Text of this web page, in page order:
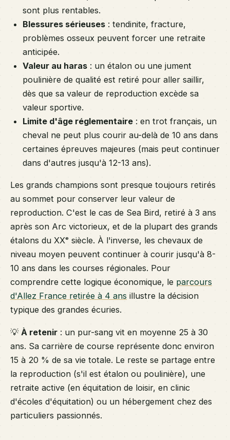
sont plus rentables.
Blessures sérieuses : tendinite, fracture,
problèmes osseux peuvent forcer une retraite
anticipée.
Valeur au haras : un étalon ou une jument
poulinière de qualité est retiré pour aller saillir,
dès que sa valeur de reproduction excède sa
valeur sportive.
Limite d'âge réglementaire : en trot français, un
cheval ne peut plus courir au-delà de 10 ans dans
certaines épreuves majeures (mais peut continuer
dans d'autres jusqu'à 12-13 ans).
Les grands champions sont presque toujours retirés
au sommet pour conserver leur valeur de
reproduction. C'est le cas de Sea Bird, retiré à 3 ans
après son Arc victorieux, et de la plupart des grands
étalons du XXᵉ siècle. À l'inverse, les chevaux de
niveau moyen peuvent continuer à courir jusqu'à 8-
10 ans dans les courses régionales. Pour
comprendre cette logique économique, le parcours
d'Allez France retirée à 4 ans illustre la décision
typique des grandes écuries.
💡 À retenir : un pur-sang vit en moyenne 25 à 30
ans. Sa carrière de course représente donc environ
15 à 20 % de sa vie totale. Le reste se partage entre
la reproduction (s'il est étalon ou poulinière), une
retraite active (en équitation de loisir, en clinic
d'écoles d'équitation) ou un hébergement chez des
particuliers passionnés.